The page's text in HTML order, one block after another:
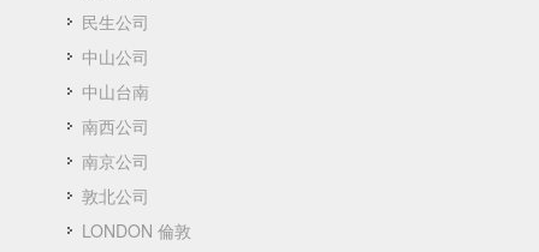
民生公司
中山公司
中山台南
南西公司
南京公司
敦北公司
LONDON 倫敦